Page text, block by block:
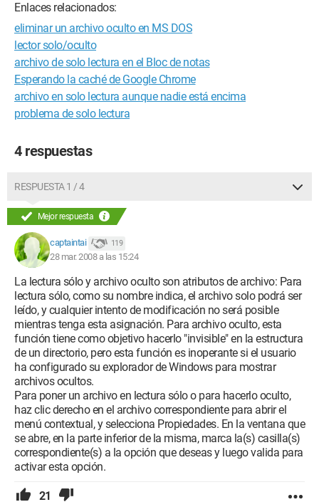
Enlaces relacionados:
eliminar un archivo oculto en MS DOS
lector solo/oculto
archivo de solo lectura en el Bloc de notas
Esperando la caché de Google Chrome
archivo en solo lectura aunque nadie está encima
problema de solo lectura
4 respuestas
RESPUESTA 1 / 4
Mejor respuesta
captaintai 119
28 mar. 2008 a las 15:24
La lectura sólo y archivo oculto son atributos de archivo: Para
lectura sólo, como su nombre indica, el archivo solo podrá ser
leído, y cualquier intento de modificación no será posible
mientras tenga esta asignación. Para archivo oculto, esta
función tiene como objetivo hacerlo "invisible" en la estructura
de un directorio, pero esta función es inoperante si el usuario
ha configurado su explorador de Windows para mostrar
archivos ocultos.
Para poner un archivo en lectura sólo o para hacerlo oculto,
haz clic derecho en el archivo correspondiente para abrir el
menú contextual, y selecciona Propiedades. En la ventana que
se abre, en la parte inferior de la misma, marca la(s) casilla(s)
correspondiente(s) a la opción que deseas y luego valida para
activar esta opción.
21